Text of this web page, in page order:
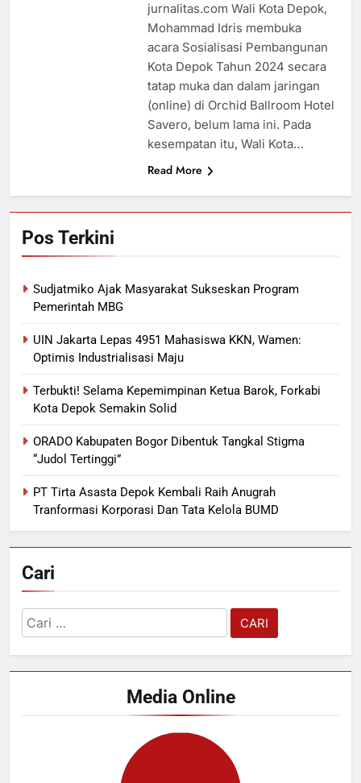
jurnalitas.com Wali Kota Depok,
Mohammad Idris membuka
acara Sosialisasi Pembangunan
Kota Depok Tahun 2024 secara
tatap muka dan dalam jaringan
(online) di Orchid Ballroom Hotel
Savero, belum lama ini. Pada
kesempatan itu, Wali Kota…
Read More
Pos Terkini
Sudjatmiko Ajak Masyarakat Sukseskan Program
Pemerintah MBG
UIN Jakarta Lepas 4951 Mahasiswa KKN, Wamen:
Optimis Industrialisasi Maju
Terbukti! Selama Kepemimpinan Ketua Barok, Forkabi
Kota Depok Semakin Solid
ORADO Kabupaten Bogor Dibentuk Tangkal Stigma
“Judol Tertinggi”
PT Tirta Asasta Depok Kembali Raih Anugrah
Tranformasi Korporasi Dan Tata Kelola BUMD
Cari
Cari
untuk:
Media Online